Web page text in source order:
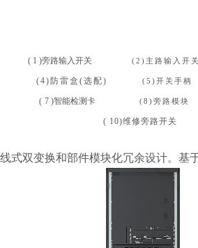
( 1 )旁路输入开关 (2)主路
(4)防雷盒(选配) (5)开关手
( 7 )智能检测卡 (8)旁
( 10)维修旁路开
式双变换和部件模块化冗余设计。